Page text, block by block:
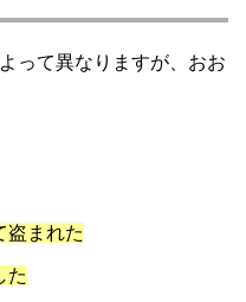
って異なりますが、おお
盗まれた
た